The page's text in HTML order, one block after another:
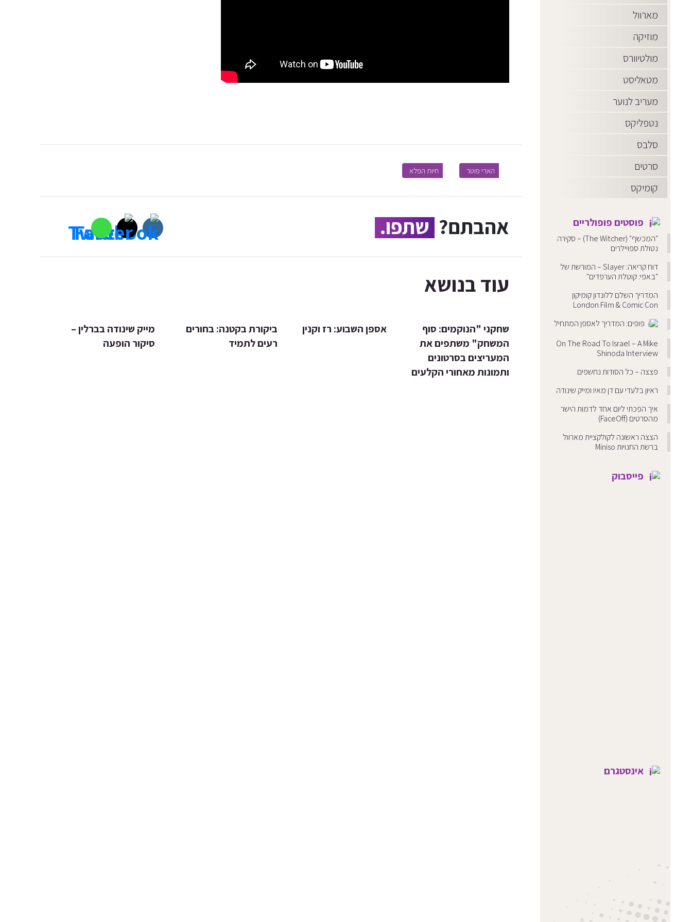
מארוול
מוזיקה
מולטיוורס
מטאליסט
מעריב לנוער
נטפליקס
סלבס
סרטים
קומיקס
פוסטים פופולריים
"המכשף" (The Witcher) – סקירה
נטולת ספויילרים
דוח קריאה: Slayer – המורשת של
"באפי: קוטלת הערפדים"
המדריך השלם ללונדון קומיקון
London Film & Comic Con
פופים: המדריך לאספן המתחיל
On The Road To Israel – A Mike
Shinoda Interview
פצצה – כל הסודות נחשפים
ראיון בלעדי עם דן מאיו ומייק שינודה
איך הפכתי ליום אחד לדמות הישר
מהסרטים (FaceOff)
הצצה ראשונה לקולקציית מארוול
ברשת החנויות Miniso
פייסבוק
אינסטגרם
הארי פוטר חיות הפלא
אהבתם?שתפו.
עוד בנושא
שחקני "הנוקמים: סוף
המשחק" משתפים את
המעריצים בסרטונים
ותמונות מאחורי הקלעים
אספן השבוע: רז וקנין
ביקורת בקטנה: בחורים
רעים לתמיד
מייק שינודה בברלין –
סיקור הופעה